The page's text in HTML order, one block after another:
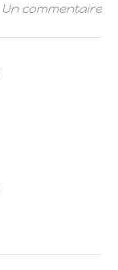
Un commentaire